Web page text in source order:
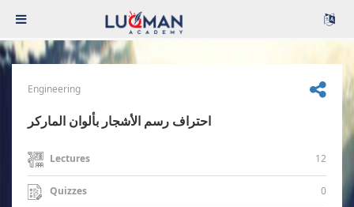
Engineering
احتراف رسم الأشجار بألوان الماركر
Lectures 12
Quizzes 0